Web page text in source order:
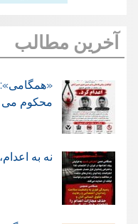
آخرین مطالب
محکوم می
نه به